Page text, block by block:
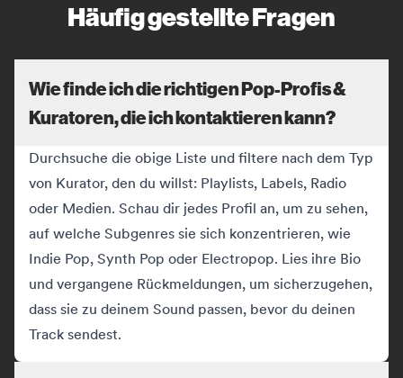
Häufig gestellte Fragen
Wie finde ich die richtigen Pop-Profis &
Kuratoren, die ich kontaktieren kann?
Durchsuche die obige Liste und filtere nach dem Typ
von Kurator, den du willst: Playlists, Labels, Radio
oder Medien. Schau dir jedes Profil an, um zu sehen,
auf welche Subgenres sie sich konzentrieren, wie
Indie Pop, Synth Pop oder Electropop. Lies ihre Bio
und vergangene Rückmeldungen, um sicherzugehen,
dass sie zu deinem Sound passen, bevor du deinen
Track sendest.